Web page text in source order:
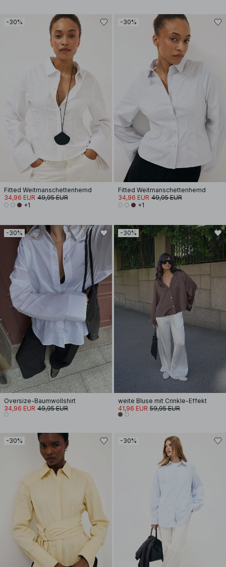
-30%
Fitted Weitmanschettenhemd
34,96 EUR 49,95 EUR
+1
-30%
Fitted Weitmanschettenhemd
34,96 EUR 49,95 EUR
+1
-30%
Oversize-Baumwollshirt
34,96 EUR 49,95 EUR
-30%
weite Bluse mit Crinkle-Effekt
41,96 EUR 59,95 EUR
-30% -30%